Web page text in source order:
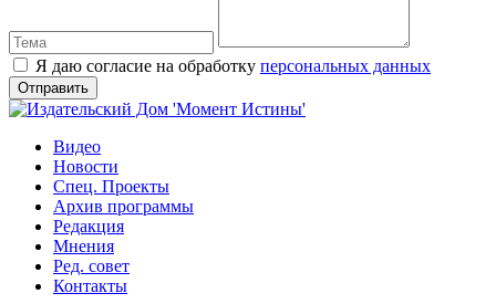
Я даю согласие на обработку персональных данных
Видео
Новости
Спец. Проекты
Архив программы
Редакция
Мнения
Ред. совет
Контакты